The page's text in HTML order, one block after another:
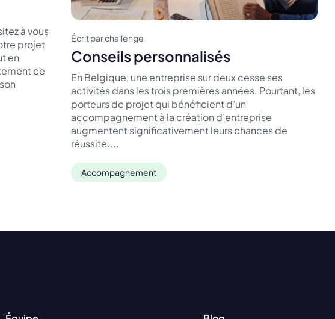
à vous
projet
en
ce
Écrit par challenge
Conseils personnalisés
En Belgique, une entreprise sur deux cesse ses
activités dans les trois premières années. Pourtant, les
porteurs de projet qui bénéficient d’un
accompagnement à la création d’entreprise
augmentent significativement leurs chances de
réussite....
Accompagnement